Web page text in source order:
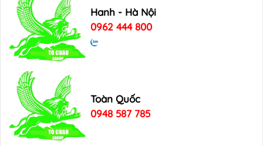
Hanh - Hà Nội
0962 444 800
Toàn Quốc
0948 587 785